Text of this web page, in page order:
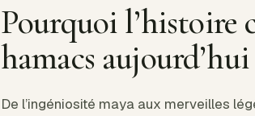
Pourquoi l’histoire
hamacs aujourd’hui
De l’ingéniosité maya aux merveilles